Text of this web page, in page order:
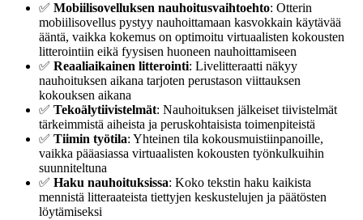
✅ Mobiilisovelluksen nauhoitusvaihtoehto: Otterin
mobiilisovellus pystyy nauhoittamaan kasvokkain käytävää
ääntä, vaikka kokemus on optimoitu virtuaalisten kokousten
litterointiin eikä fyysisen huoneen nauhoittamiseen
✅ Reaaliaikainen litterointi: Livelitteraatti näkyy
nauhoituksen aikana tarjoten perustason viittauksen
kokouksen aikana
✅ Tekoälytiivistelmät: Nauhoituksen jälkeiset tiivistelmät
tärkeimmistä aiheista ja peruskohtaisista toimenpiteistä
✅ Tiimin työtila: Yhteinen tila kokousmuistiinpanoille,
vaikka pääasiassa virtuaalisten kokousten työnkulkuihin
suunniteltuna
✅ Haku nauhoituksissa: Koko tekstin haku kaikista
mennistä litteraateista tiettyjen keskustelujen ja päätösten
löytämiseksi